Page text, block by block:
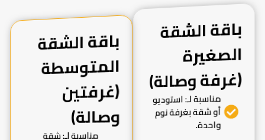
باقة الشقة
الصغيرة
(غرفة وصالة)
مناسبة لـ: استوديو
أو شقة بغرفة نوم
واحدة.
باقة الشقة
المتوسطة
(غرفتين
وصالة)
مناسبة لـ: شقة